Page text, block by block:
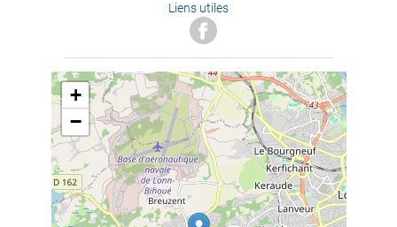
Liens utiles
+
−